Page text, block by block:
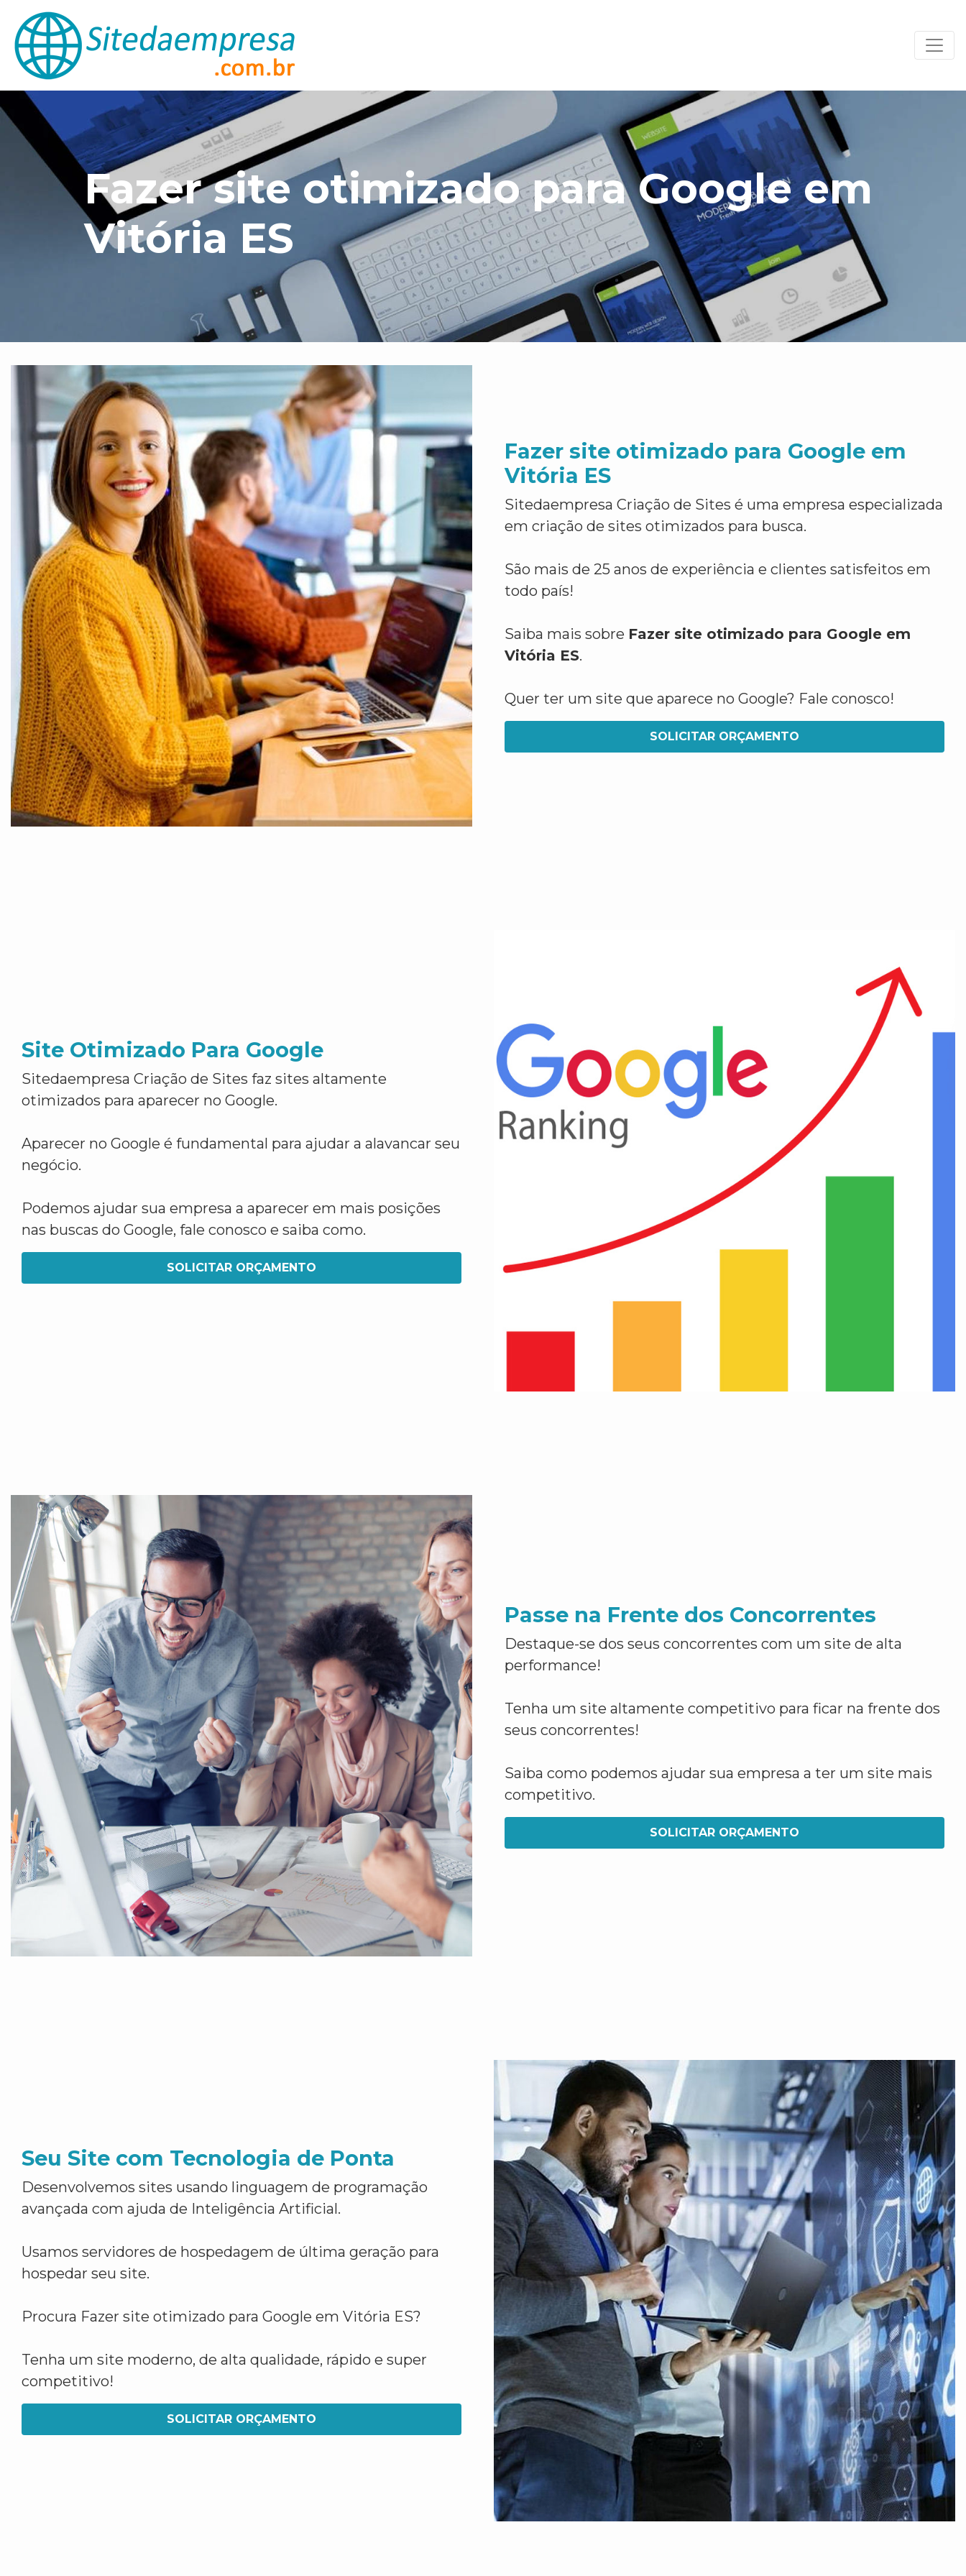
Fazer site otimizado para Google em
Vitória ES
Fazer site otimizado para Google em
Vitória ES
Sitedaempresa Criação de Sites é uma empresa especializada
em criação de sites otimizados para busca.
São mais de 25 anos de experiência e clientes satisfeitos em
todo país!
Saiba mais sobre Fazer site otimizado para Google em
Vitória ES.
Quer ter um site que aparece no Google? Fale conosco!
SOLICITAR ORÇAMENTO
Site Otimizado Para Google
Sitedaempresa Criação de Sites faz sites altamente
otimizados para aparecer no Google.
Aparecer no Google é fundamental para ajudar a alavancar seu
negócio.
Podemos ajudar sua empresa a aparecer em mais posições
nas buscas do Google, fale conosco e saiba como.
SOLICITAR ORÇAMENTO
Passe na Frente dos Concorrentes
Destaque-se dos seus concorrentes com um site de alta
performance!
Tenha um site altamente competitivo para ficar na frente dos
seus concorrentes!
Saiba como podemos ajudar sua empresa a ter um site mais
competitivo.
SOLICITAR ORÇAMENTO
Seu Site com Tecnologia de Ponta
Desenvolvemos sites usando linguagem de programação
avançada com ajuda de Inteligência Artificial.
Usamos servidores de hospedagem de última geração para
hospedar seu site.
Procura Fazer site otimizado para Google em Vitória ES?
Tenha um site moderno, de alta qualidade, rápido e super
competitivo!
SOLICITAR ORÇAMENTO